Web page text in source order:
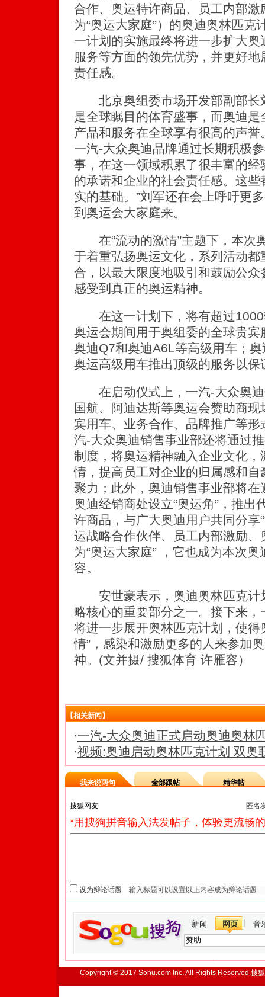
合作、奥运特许商品、员工内部
为“奥运大家庭”）的奥迪奥林匹克
一计划的实施最终将进一步扩大
服务等方面的领先优势，并更好
责任感。
北京奥组委市场开发部副部长
是全球瞩目的体育盛事，而奥迪
产品和服务在全球享有很高的声
一汽-大众奥迪品牌通过长期积极
事，在这一领域积累了很丰富的
的承诺和企业的社会责任感。这
实的基础。”刘军还在会上呼吁更
到奥运会大家庭来。
在“流动的激情”主题下，本次
于着重弘扬奥运文化，系列活动
合，以最大限度地吸引和鼓励公
感受到真正的奥运精神。
在这一计划下，将有超过1000
奥运会期间用于奥组委的全球贵
奥迪Q7和奥迪A6L等高级用车；
奥运高级用车推出顶级的服务以
在启动仪式上，一汽-大众奥迪
国航、阿迪达斯等奥运会赞助商
宾用车、业务合作、品牌推广等
汽-大众奥迪销售事业部还将通过
制度，将奥运精神融入企业文化
情，提高员工对企业的归属感和
聚力；此外，奥迪销售事业部将
奥迪经销商处设立“奥运角”，推出
许商品，与广大奥迪用户共同分享
运战略合作伙伴、员工内部激励
为“奥运大家庭” ，它也成为本次
容。
安世豪表示，奥迪奥林匹克计
略核心的重要部分之一。接下来
将进一步展开奥林匹克计划，使得
情”，感染和激励更多的人来参加
神。(文并摄/ 搜狐体育 许雁容）
【相关新闻】
·一汽-大众奥迪正式启动奥迪奥林
·视频:奥迪启动奥林匹克计划 双奥
我来说两句 全部跟帖 精华帖
匿名
*用搜狗拼音输入法发帖子，体验更流畅
设为辩论话题
新闻 网页 音
Copyright © 2017 Sohu.com Inc. All Rights Reserved.搜